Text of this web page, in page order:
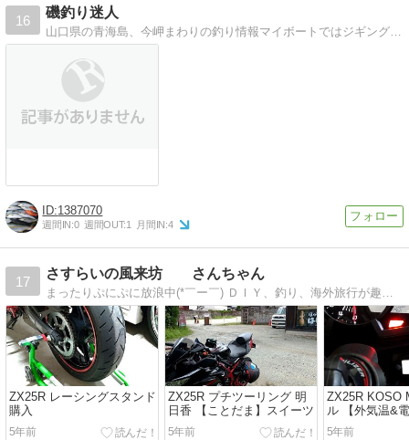
16
磯釣り迷人
山口県の青海島、今岬まわりの釣り情報マイボートではジギング、エギング、テンヤ。磯からは石鯛やクロを狙ってます。
1387070
週間IN:0 週間OUT:1 月間IN:4
17
さすらいの風来坊 さんちゃん
ZX25R レーシングスタンド
購入
5年前
ZX25R プチツーリング 明
日香 【ことだま】スイーツ
5年前
ZX25R KOSO
ル 【外気温&
取り付け
5年前